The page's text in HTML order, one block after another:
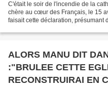
C'était le soir de l'incendie de la
chère au cœur des Français, le 15
faisait cette déclaration, présumant
ALORS MANU DIT
:"BRULEE CETTE
RECONSTRUIRAI EN